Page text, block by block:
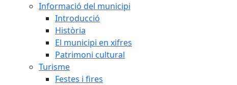
Informació del municipi
Introducció
Història
El municipi en xifres
Patrimoni cultural
Turisme
Festes i fires